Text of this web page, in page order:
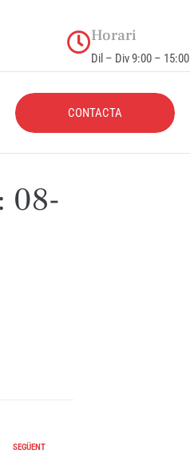
Horari
Dil – Div 9:00 – 15:00
CONTACTA
08-
SEGÜENT